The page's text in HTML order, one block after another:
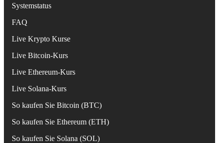
Systemstatus
FAQ
Live Krypto Kurse
Live Bitcoin-Kurs
Live Ethereum-Kurs
Live Solana-Kurs
So kaufen Sie Bitcoin (BTC)
So kaufen Sie Ethereum (ETH)
So kaufen Sie Solana (SOL)